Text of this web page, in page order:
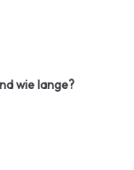
wie lange?